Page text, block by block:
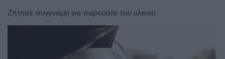
Ζήτησε συγγνώμη για παρουσία του υλικού